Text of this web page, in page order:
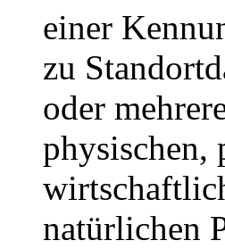
einer
zu
oder
physischen,
natürlichen